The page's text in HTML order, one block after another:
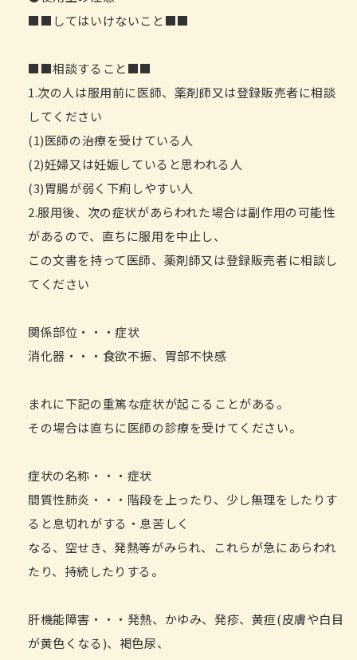
■■してはいけないこと■■
■■相談すること■■
1.次の人は服用前に医師、薬剤師又は登録販売者に相談
してください
(1)医師の治療を受けている人
(2)妊婦又は妊娠していると思われる人
(3)胃腸が弱く下痢しやすい人
2.服用後、次の症状があらわれた場合は副作用の可能性
があるので、直ちに服用を中止し、
この文書を持って医師、薬剤師又は登録販売者に相談し
てください
関係部位・・・症状
消化器・・・食欲不振、胃部不快感
まれに下記の重篤な症状が起こることがある。
その場合は直ちに医師の診療を受けてください。
症状の名称・・・症状
間質性肺炎・・・階段を上ったり、少し無理をしたりす
ると息切れがする・息苦しく
なる、空せき、発熱等がみられ、これらが急にあらわれ
たり、持続したりする。
肝機能障害・・・発熱、かゆみ、発疹、黄疸(皮膚や白目
が黄色くなる)、褐色尿、